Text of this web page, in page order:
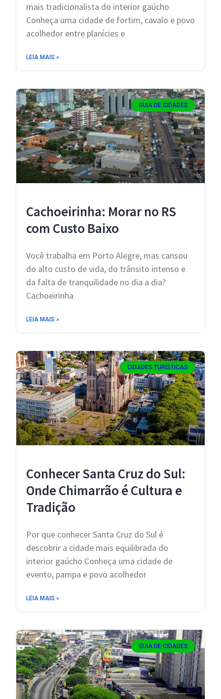
mais tradicionalista do interior gaúcho
Conheça uma cidade de fortim, cavalo e povo
acolhedor entre planícies e
LEIA MAIS »
GUIA DE CIDADES
Cachoeirinha: Morar no RS
com Custo Baixo
Você trabalha em Porto Alegre, mas cansou
do alto custo de vida, do trânsito intenso e
da falta de tranquilidade no dia a dia?
Cachoeirinha
LEIA MAIS »
CIDADES TURÍSTICAS
Conhecer Santa Cruz do Sul:
Onde Chimarrão é Cultura e
Tradição
Por que conhecer Santa Cruz do Sul é
descobrir a cidade mais equilibrada do
interior gaúcho Conheça uma cidade de
evento, pampa e povo acolhedor
LEIA MAIS »
GUIA DE CIDADES